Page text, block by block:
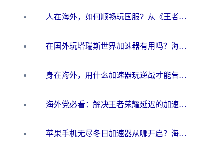
人在海外，如何顺畅玩国服？从《王者荣耀》到《云图计划》的加速器终极指南
在国外玩塔瑞斯世界加速器有用吗？海外玩家亲测后的真实答案
身在海外，用什么加速器玩逆战才能告别延迟？
海外党必看：解决王者荣耀延迟的加速器终极指南——从EVE到猫和老鼠，一个工具全搞定
苹果手机无尽冬日加速器从哪开启？海外玩家的冬日生存指南